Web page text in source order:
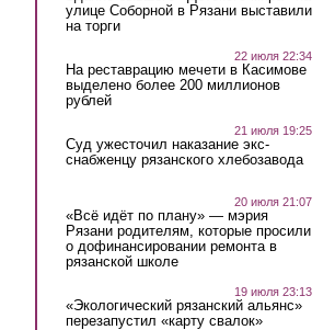
улице Соборной в Рязани выставили
на торги
22 июля 22:34
На реставрацию мечети в Касимове
выделено более 200 миллионов
рублей
21 июля 19:25
Суд ужесточил наказание экс-
снабженцу рязанского хлебозавода
20 июля 21:07
«Всё идёт по плану» — мэрия
Рязани родителям, которые просили
о дофинансировании ремонта в
рязанской школе
19 июля 23:13
«Экологический рязанский альянс»
перезапустил «карту свалок»